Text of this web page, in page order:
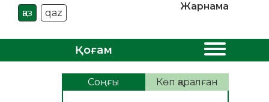
қаз qaz
Жарнама
Қоғам
Соңғы Көп қаралған